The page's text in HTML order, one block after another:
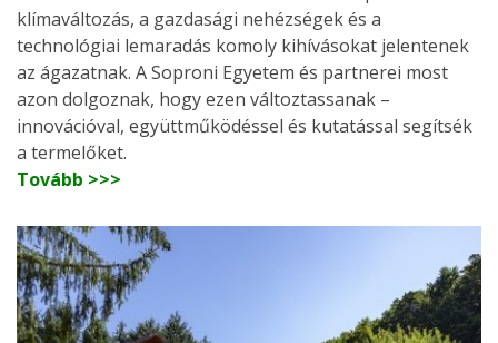
klímaváltozás, a gazdasági nehézségek és a
technológiai lemaradás komoly kihívásokat jelentenek
az ágazatnak. A Soproni Egyetem és partnerei most
azon dolgoznak, hogy ezen változtassanak –
innovációval, együttműködéssel és kutatással segítsék
a termelőket.
Tovább >>>